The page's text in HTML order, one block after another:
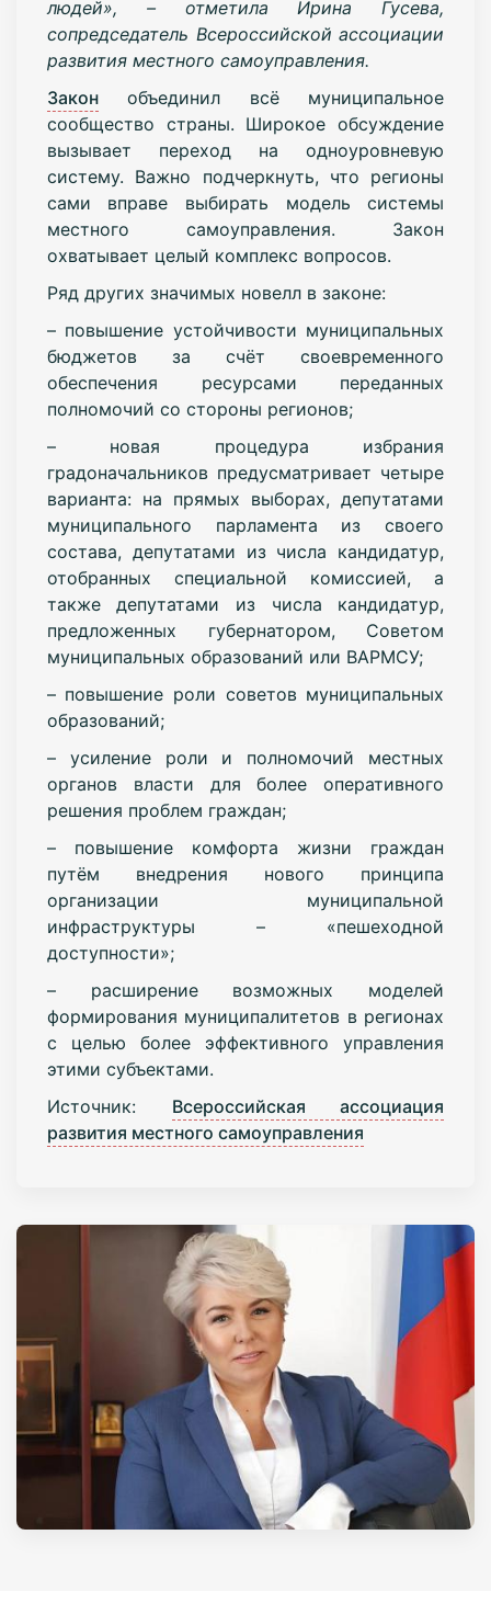
людей», – отметила Ирина Гусева,
сопредседатель Всероссийской ассоциации
развития местного самоуправления.
Законобъединил всё муниципальное
сообщество страны. Широкое обсуждение
вызывает переход на одноуровневую
систему. Важно подчеркнуть, что регионы
сами вправе выбирать модель системы
местного самоуправления. Закон
охватывает целый комплекс вопросов.
Ряд других значимых новелл в законе:
– повышение устойчивости муниципальных
бюджетов за счёт своевременного
обеспечения ресурсами переданных
полномочий со стороны регионов;
– новая процедура избрания
градоначальников предусматривает четыре
варианта: на прямых выборах, депутатами
муниципального парламента из своего
состава, депутатами из числа кандидатур,
отобранных специальной комиссией, а
также депутатами из числа кандидатур,
предложенных губернатором, Советом
муниципальных образований или ВАРМСУ;
– повышение роли советов муниципальных
образований;
– усиление роли и полномочий местных
органов власти для более оперативного
решения проблем граждан;
– повышение комфорта жизни граждан
путём внедрения нового принципа
организации муниципальной
инфраструктуры – «пешеходной
доступности»;
– расширение возможных моделей
формирования муниципалитетов в регионах
с целью более эффективного управления
этими субъектами.
Источник: Всероссийская ассоциация
развития местного самоуправления